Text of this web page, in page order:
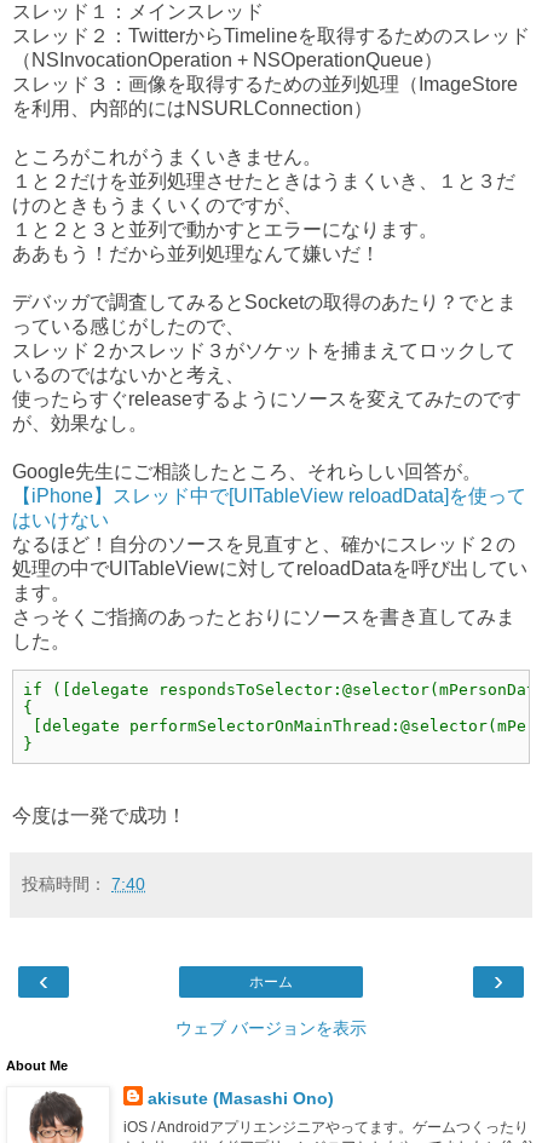
スレッド１：メインスレッド
スレッド２：TwitterからTimelineを取得するためのスレッド
（NSInvocationOperation + NSOperationQueue）
スレッド３：画像を取得するための並列処理（ImageStore
を利用、内部的にはNSURLConnection）
ところがこれがうまくいきません。
１と２だけを並列処理させたときはうまくいき、１と３だ
けのときもうまくいくのですが、
１と２と３と並列で動かすとエラーになります。
ああもう！だから並列処理なんて嫌いだ！
デバッガで調査してみるとSocketの取得のあたり？でとま
っている感じがしたので、
スレッド２かスレッド３がソケットを捕まえてロックして
いるのではないかと考え、
使ったらすぐreleaseするようにソースを変えてみたのです
が、効果なし。
Google先生にご相談したところ、それらしい回答が。
【iPhone】スレッド中で[UITableView reloadData]を使って
はいけない
なるほど！自分のソースを見直すと、確かにスレッド２の
処理の中でUITableViewに対してreloadDataを呼び出してい
ます。
さっそくご指摘のあったとおりにソースを書き直してみま
した。
if ([delegate
{
[delegate
}
今度は一発で成功！
投稿時間： 7:40
‹ ›
ホーム
ウェブ バージョンを表示
About Me
akisute (Masashi Ono)
iOS / Androidアプリエンジニアやってます。ゲームつくったり